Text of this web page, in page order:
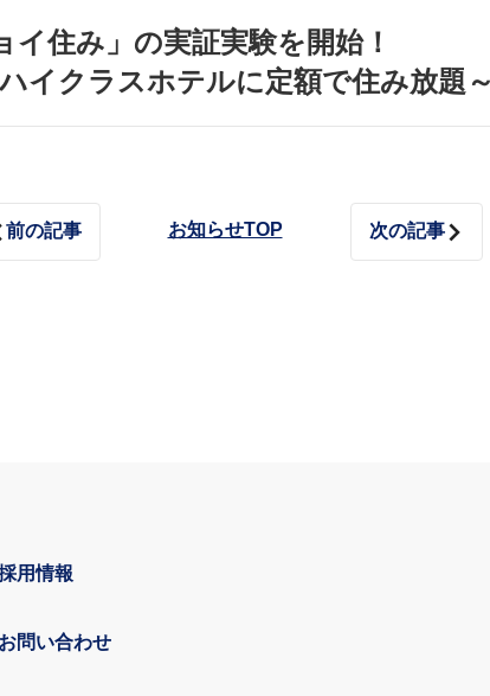
住み」の実証実験を開始！
イクラスホテルに定額で住み放題
前の記事 お知らせTOP 次の記事
用情報
お問い合わせ